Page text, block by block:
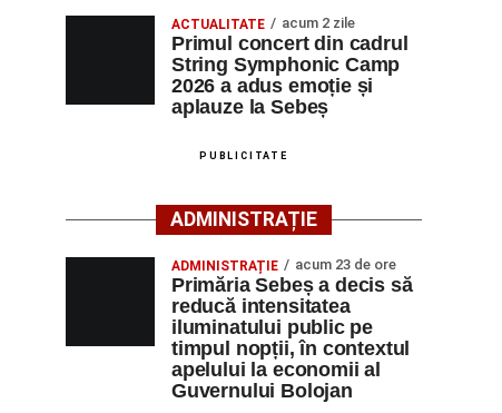
ACTUALITATE acum 2 zile
Primul concert din cadrul
String Symphonic Camp
2026 a adus emoție și
aplauze la Sebeș
PUBLICITATE
ADMINISTRAȚIE
ADMINISTRAȚIE acum 23 de ore
Primăria Sebeș a decis să
reducă intensitatea
iluminatului public pe
timpul nopții, în contextul
apelului la economii al
Guvernului Bolojan